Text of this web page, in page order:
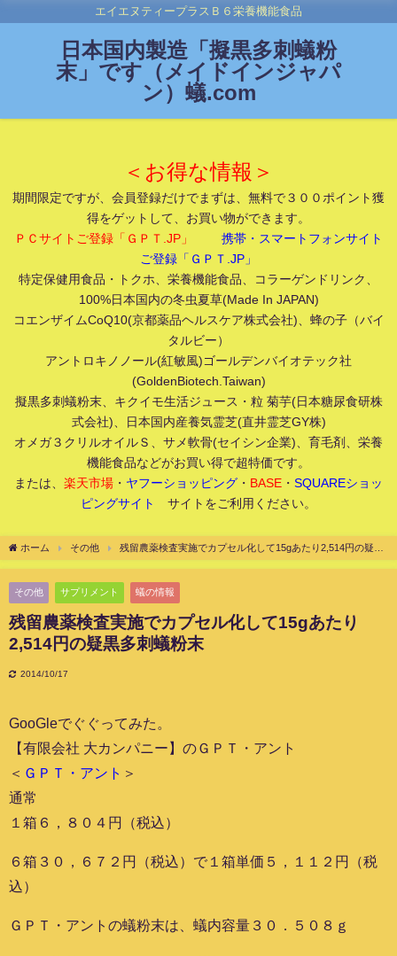
エイエヌティープラスＢ６栄養機能食品
日本国内製造「擬黒多刺蟻粉
末」です（メイドインジャパ
ン）蟻.com
＜お得な情報＞
期間限定ですが、会員登録だけでまずは、無料で３００ポイント獲
得をゲットして、お買い物ができます。
ＰＣサイトご登録「ＧＰＴ.JP」
携帯・スマートフォンサイト
ご登録「ＧＰＴ.JP」
特定保健用食品・トクホ、栄養機能食品、コラーゲンドリンク、
100%日本国内の冬虫夏草(Made In JAPAN)
コエンザイムCoQ10(京都薬品ヘルスケア株式会社)、蜂の子（バイ
タルビー）
アントロキノノール(紅敏風)ゴールデンバイオテック社
(GoldenBiotech.Taiwan)
擬黒多刺蟻粉末、キクイモ生活ジュース・粒 菊芋(日本糖尿食研株
式会社)、日本国内産養気霊芝(直井霊芝GY株)
オメガ３クリルオイルＳ、サメ軟骨(セイシン企業)、育毛剤、栄養
機能食品などがお買い得で超特価です。
または、 楽天市場 ・ ヤフーショッピング ・ BASE ・ SQUAREショッ
ピングサイト
サイトをご利用ください。
ホーム その他
残留農薬検査実施でカプセル化して15gあたり2,514円の疑黒
多刺蟻粉末
その他 サプリメント 蟻の情報
残留農薬検査実施でカプセル化して15gあたり
2,514円の疑黒多刺蟻粉末
2014/10/17
GooGleでぐぐってみた。
【有限会社 大カンパニー】のＧＰＴ・アント
＜ ＧＰＴ・アント ＞
通常
１箱６，８０４円（税込）
６箱３０，６７２円（税込）で１箱単価５，１１２円（税
込）
ＧＰＴ・アントの蟻粉末は、蟻内容量３０．５０８ｇ